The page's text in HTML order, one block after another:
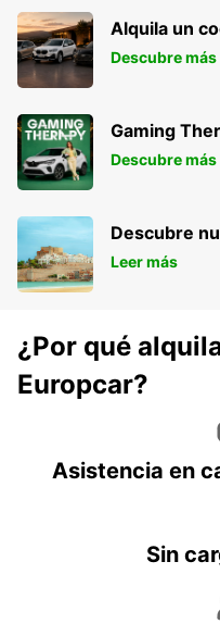
Alquila un
Descubre más
Gaming
Descubre más
Descubre
Leer más
¿Por qué
Europcar?
Asistencia en
Sin